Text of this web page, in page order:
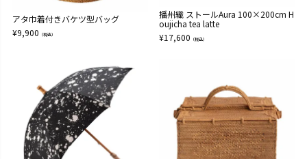
アタ巾着付きバケツ型バッグ
¥9,900 （税込）
播州織 ストールAura 100×200cm H
oujicha tea latte
¥17,600 （税込）